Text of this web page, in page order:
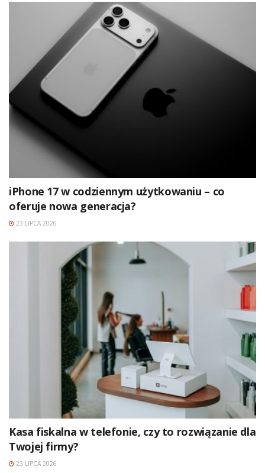
iPhone 17 w codziennym użytkowaniu – co
oferuje nowa generacja?
23 LIPCA 2026
Kasa fiskalna w telefonie, czy to rozwiązanie dla
Twojej firmy?
23 LIPCA 2026